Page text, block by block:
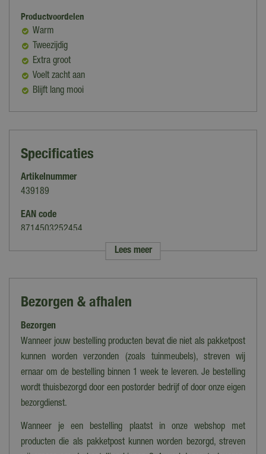
Productvoordelen
Warm
Tweezijdig
Extra groot
Voelt zacht aan
Blijft lang mooi
Specificaties
Artikelnummer
439189
EAN code
8714503252454
Merk
Plaids
Soort
Plaid
Afmeting
Motief
Lees meer
Bezorgen & afhalen
Bezorgen
Wanneer jouw bestelling producten bevat die niet als pakketpost
kunnen worden verzonden (zoals tuinmeubels), streven wij
ernaar om de bestelling binnen 1 week te leveren. Je bestelling
wordt thuisbezorgd door een postorder bedrijf of door onze eigen
bezorgdienst.
Wanneer je een bestelling plaatst in onze webshop met
producten die als pakketpost kunnen worden bezorgd, streven